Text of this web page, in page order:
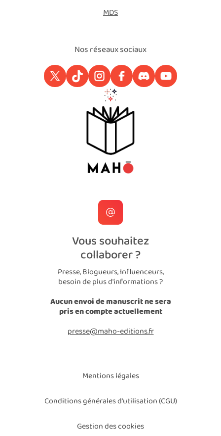
MDS
Nos réseaux sociaux
Vous souhaitez
collaborer ?
Presse, Blogueurs, Influenceurs,
besoin de plus d'informations ?
Aucun envoi de manuscrit ne sera
pris en compte actuellement
presse@maho-editions.fr
Mentions légales
Conditions générales d'utilisation (CGU)
Gestion des cookies